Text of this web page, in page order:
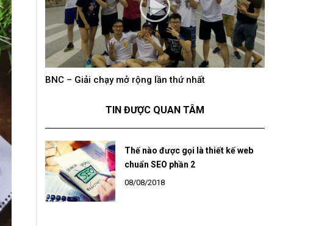
Không khí cổ vũ U23 Việt Nam tại BNC Group trên
Thế nào được gọi là thiết kế web